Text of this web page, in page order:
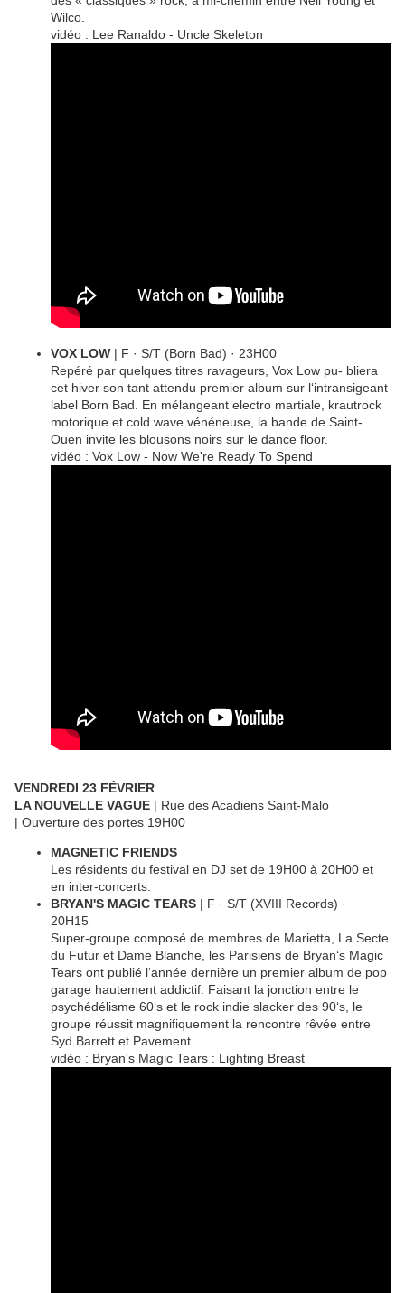
Wilco.
vidéo : Lee Ranaldo - Uncle Skeleton
VOX LOW | F · S/T (Born Bad) · 23H00
Repéré par quelques titres ravageurs, Vox Low pu- bliera
cet hiver son tant attendu premier album sur l‘intransigeant
label Born Bad. En mélangeant electro martiale, krautrock
motorique et cold wave vénéneuse, la bande de Saint-
Ouen invite les blousons noirs sur le dance floor.
vidéo : Vox Low - Now We're Ready To Spend
VENDREDI 23 FÉVRIER
LA NOUVELLE VAGUE | Rue des Acadiens Saint-Malo
| Ouverture des portes 19H00
MAGNETIC FRIENDS
Les résidents du festival en DJ set de 19H00 à 20H00 et
en inter-concerts.
BRYAN'S MAGIC TEARS | F · S/T (XVIII Records) ·
20H15
Super-groupe composé de membres de Marietta, La Secte
du Futur et Dame Blanche, les Parisiens de Bryan‘s Magic
Tears ont publié l‘année dernière un premier album de pop
garage hautement addictif. Faisant la jonction entre le
psychédélisme 60‘s et le rock indie slacker des 90‘s, le
groupe réussit magnifiquement la rencontre rêvée entre
Syd Barrett et Pavement.
vidéo : Bryan's Magic Tears : Lighting Breast